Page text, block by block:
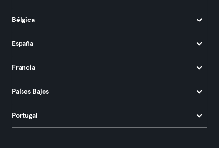
Bélgica
España
Francia
Países Bajos
Portugal